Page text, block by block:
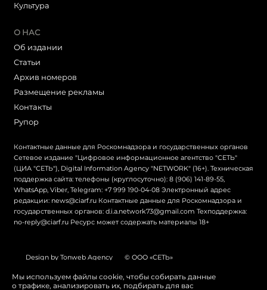
Культура
О НАС
Об издании
Статьи
Архив номеров
Размещение рекламы
Контакты
Рупор
Контактные данные для Роскомнадзора и государственных органов
Сетевое издание "Цифровое информационное агентство "СЕТЬ"
(ЦИА "СЕТЬ"), Digital Information Agency "NETWORK" (16+). Техническая
поддержка сайта: телефоны (круглосуточно): 8 (906) 141-89-55,
WhatsApp, Viber, Telegram: +7 999 190-04-08 Электронный адрес
редакции: news@ciarf.ru Контактные данные для Роскомнадзора и
государственных органов: d.i.a.network73@gmail.com Техподдержка:
no-reply@ciarf.ru Ресурс может содержать материалы 18+
Design by Tonweb Agency © ООО «СЕТЬ»
Политика конфиденциальности Карта сайта
Мы используем файлы cookie, чтобы собирать данные
о трафике, анализировать их, подбирать для вас